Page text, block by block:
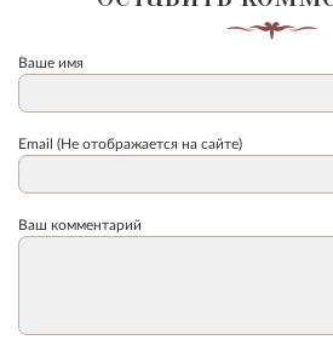
Ваше имя
Email (Не отображается на сайте)
Ваш комментарий